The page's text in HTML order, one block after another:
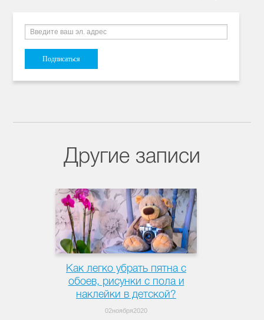
Другие записи
Как легко убрать пятна с
обоев, рисунки с пола и
наклейки в детской?
02ноября2020